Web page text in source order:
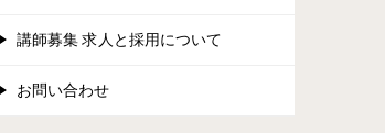
講師募集 求人と採用について
お問い合わせ